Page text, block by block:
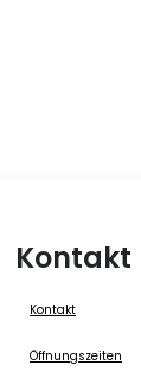
Kontakt
Kontakt
Öffnungszeiten